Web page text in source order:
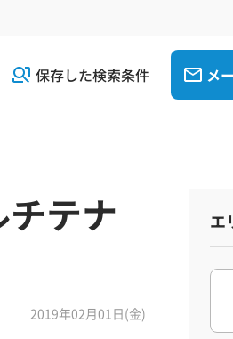
保存した検索条件 メ
テナ
2019年02月01日(金)
エ